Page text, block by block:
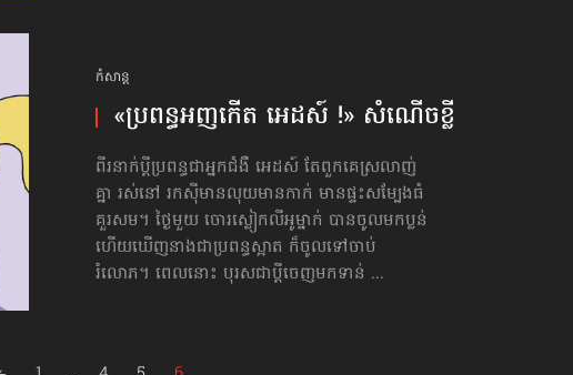
កំសាន្ដ
«ប្រពន្ធ​អញ​កើត​ អេដស៍ !» សំណើចខ្លី
ពីរនាក់​ប្ដី​ប្រពន្ធ​ជា​អ្នក​ជំងឺ​ អេដស៍ តែពួក​គេ​ស្រលាញ់​
គ្នា​ រស់នៅ រកស៊ី​មានលុយ​មាន​កាក់ ​មាន​ផ្ទះ​សម្បែង​ធំ​
គួរ​សម។​ ថ្ងៃ​មួយ ​ចោរ​ស្លៀក​លីអូម្នាក់ បានចូល​មក​ប្លន់
​ហើយ​ឃើញ​នាង​ជា​ប្រពន្ធ​ស្អាត ក៏​ចូល​ទៅ​ចាប់​
រំលោភ។ ​ពេល​នោះ​ បុរស​ជា​ប្ដី​ចេញ​មក​ទាន់​ ...